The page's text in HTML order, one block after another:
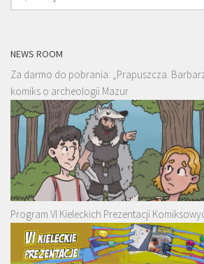
NEWS ROOM
Za darmo do pobrania: „Prapuszcza.
komiks o archeologii Mazur
Program VI Kieleckich Prezentacji